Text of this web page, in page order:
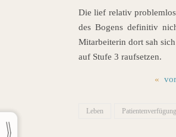
Die lief relativ
des Bogens definitiv
Mitarbeiterin dort sah
auf Stufe 3 raufsetzen.
«
Leben Patientenverfügung